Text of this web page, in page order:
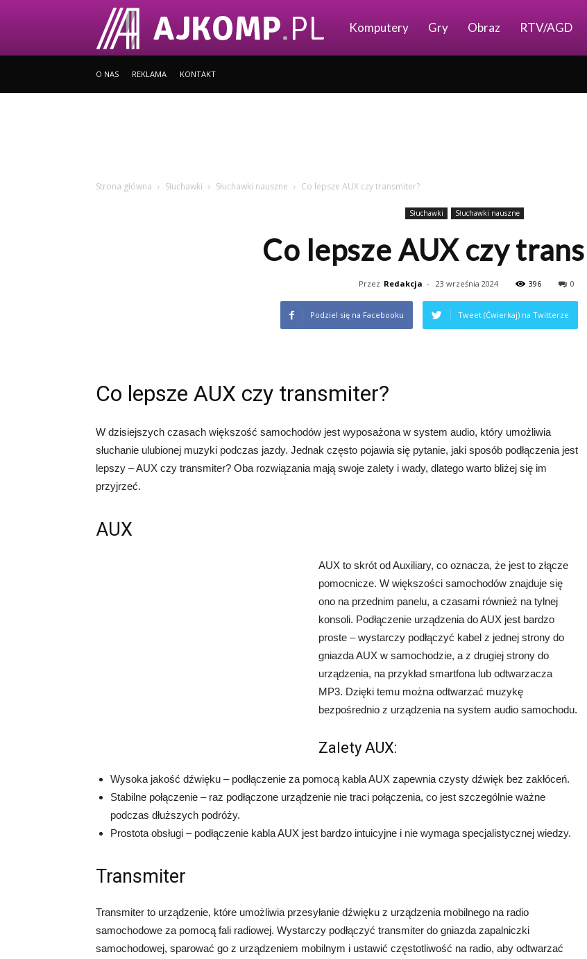
Ajkomp.pl
Komputery Gry Obraz RTV/AGD
O NAS REKLAMA KONTAKT
Strona główna Słuchawki Słuchawki nauszne Co lepsze AUX czy transmiter?
Słuchawki Słuchawki nauszne
Co lepsze AUX czy
Przez Redakcja - 23 września 2024 396 0
Podziel się na Facebooku Tweet (Ćwierkaj) na Twitterze
Co lepsze AUX czy transmiter?
W dzisiejszych czasach większość samochodów jest wyposażona w system audio, który umożliwia
słuchanie ulubionej muzyki podczas jazdy. Jednak często pojawia się pytanie, jaki sposób podłączenia jest
lepszy – AUX czy transmiter? Oba rozwiązania mają swoje zalety i wady, dlatego warto bliżej się im
przyjrzeć.
AUX
AUX to skrót od Auxiliary, co oznacza, że jest to złącze
pomocnicze. W większości samochodów znajduje się
ono na przednim panelu, a czasami również na tylnej
konsoli. Podłączenie urządzenia do AUX jest bardzo
proste – wystarczy podłączyć kabel z jednej strony do
gniazda AUX w samochodzie, a z drugiej strony do
urządzenia, na przykład smartfona lub odtwarzacza
MP3. Dzięki temu można odtwarzać muzykę
bezpośrednio z urządzenia na system audio samochodu.
Zalety AUX:
Wysoka jakość dźwięku – podłączenie za pomocą kabla AUX zapewnia czysty dźwięk bez zakłóceń.
Stabilne połączenie – raz podłączone urządzenie nie traci połączenia, co jest szczególnie ważne
podczas dłuższych podróży.
Prostota obsługi – podłączenie kabla AUX jest bardzo intuicyjne i nie wymaga specjalistycznej wiedzy.
Transmiter
Transmiter to urządzenie, które umożliwia przesyłanie dźwięku z urządzenia mobilnego na radio
samochodowe za pomocą fali radiowej. Wystarczy podłączyć transmiter do gniazda zapalniczki
samochodowej, sparować go z urządzeniem mobilnym i ustawić częstotliwość na radio, aby odtwarzać